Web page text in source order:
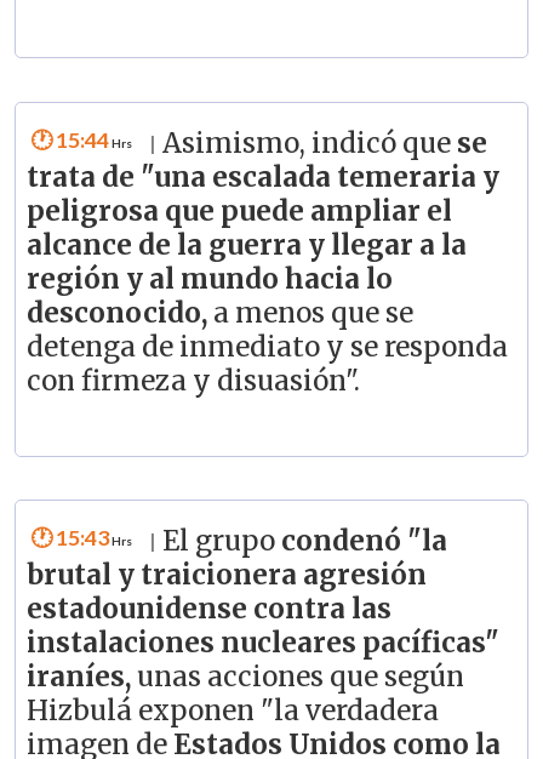
15:44 Asimismo, indicó quese
trata de "una escalada temeraria y
peligrosa que puede ampliar el
alcance de la guerra y llegar a la
región y al mundo hacia lo
desconocido, a menos que se
detenga de inmediato y se responda
con firmeza y disuasión".
15:43 El grupo condenó "la
brutal y traicionera agresión
estadounidense contra las
instalaciones nucleares pacíficas"
iraníes,unas acciones que según
Hizbulá exponen "la verdadera
imagen de Estados Unidos como la